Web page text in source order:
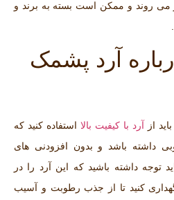
می ‌روند و ممکن است بسته به برند و
آرد پشمک
از آرد با کیفیت بالا استفاده کنید که
داشته باشد و بدون افزودنی‌ های
توجه داشته باشید که این آرد را در
کنید تا از جذب رطوبت و آسیب